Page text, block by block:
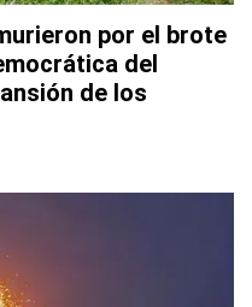
por el brote
del
de los